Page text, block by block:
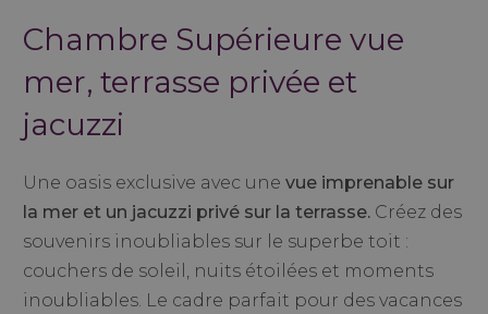
Chambre Supérieure vue
mer, terrasse privée et
jacuzzi
Une oasis exclusive avec une vue imprenable sur
la mer et un jacuzzi privé sur la terrasse.Créez des
souvenirs inoubliables sur le superbe toit :
couchers de soleil, nuits étoilées et moments
inoubliables. Le cadre parfait pour des vacances